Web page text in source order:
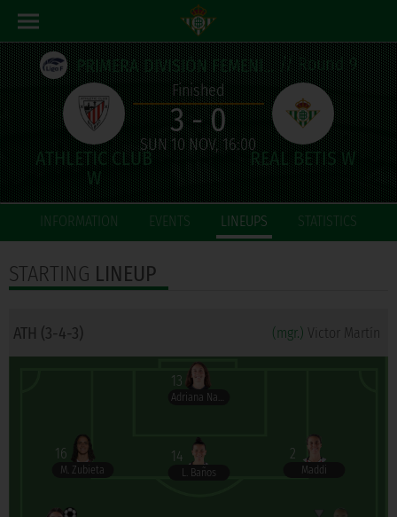
PRIMERA DIVISIÓN FEMENINA// Round 9
Finished
3 - 0
SUN 10 NOV, 16:00
INFORMATION EVENTS LINEUPS STATISTICS
STARTING LINEUP
ATH (3-4-3) (mgr.) Victor Martín
13
Adriana Nanclares
14
L. Baños
2
Maddi
16
M. Zubieta